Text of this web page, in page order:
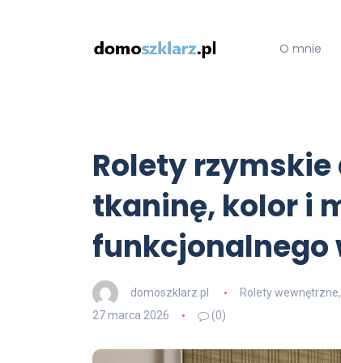
O mnie
Rolety
tkaninę, kolor i
funkcjonalnego
domoszklarz.pl
Rolety
27 marca 2026
(0)